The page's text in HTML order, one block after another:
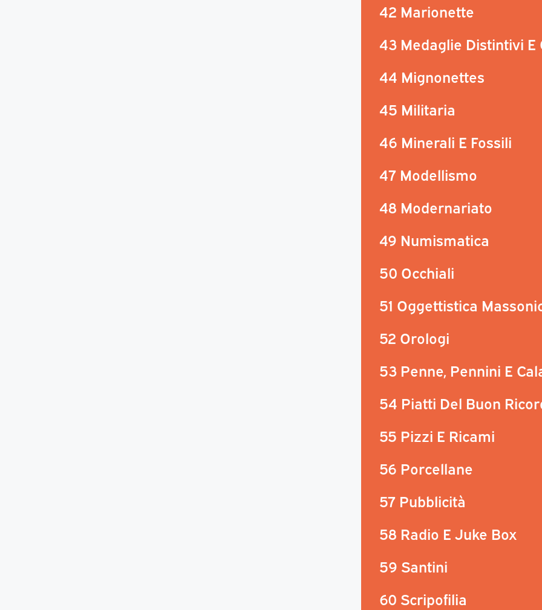
42 Marionette
43 Medaglie Distintivi E
44 Mignonettes
45 Militaria
46 Minerali E Fossili
47 Modellismo
48 Modernariato
49 Numismatica
50 Occhiali
51 Oggettistica
52 Orologi
53 Penne, Pennini E
54 Piatti Del Buon
55 Pizzi E Ricami
56 Porcellane
57 Pubblicità
58 Radio E Juke Box
59 Santini
60 Scripofilia